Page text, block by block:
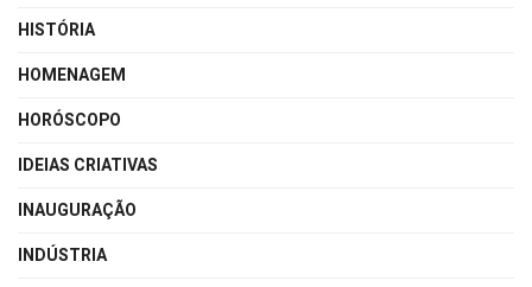
HISTÓRIA
HOMENAGEM
HORÓSCOPO
IDEIAS CRIATIVAS
INAUGURAÇÃO
INDÚSTRIA